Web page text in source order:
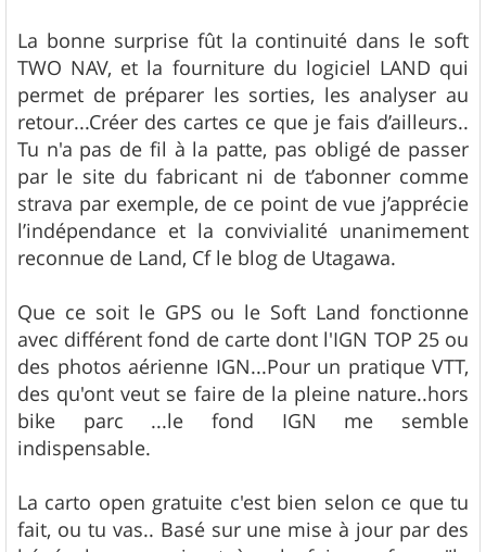
La bonne surprise fût la continuité dans le soft
TWO NAV, et la fourniture du logiciel LAND qui
permet de préparer les sorties, les analyser au
retour...Créer des cartes ce que je fais d’ailleurs..
Tu n'a pas de fil à la patte, pas obligé de passer
par le site du fabricant ni de t’abonner comme
strava par exemple, de ce point de vue j’apprécie
l’indépendance et la convivialité unanimement
reconnue de Land, Cf le blog de Utagawa.
Que ce soit le GPS ou le Soft Land fonctionne
avec différent fond de carte dont l'IGN TOP 25 ou
des photos aérienne IGN...Pour un pratique VTT,
des qu'ont veut se faire de la pleine nature..hors
bike parc ...le fond IGN me semble
indispensable.
La carto open gratuite c'est bien selon ce que tu
fait, ou tu vas.. Basé sur une mise à jour par des